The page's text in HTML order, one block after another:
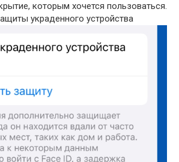
которым хочется пользоваться.
украденного устройства